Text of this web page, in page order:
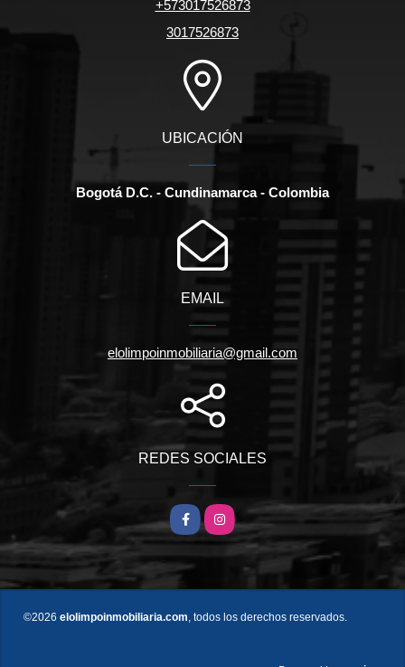
+573017526873
3017526873
UBICACIÓN
Bogotá D.C. - Cundinamarca - Colombia
EMAIL
elolimpoinmobiliaria@gmail.com
REDES SOCIALES
FacebookInstagram
©2026 elolimpoinmobiliaria.com, todos los derechos reservados.